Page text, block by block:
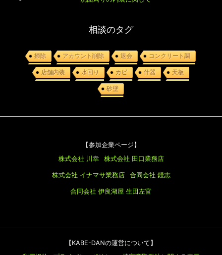
相談のタグ
掃除 アカウント削除 退会 コンクリート調
店舗内装 水回り カビ 什器 天板
砂壁
【参加企業ページ】
株式会社 川幸
株式会社 田口業務店
株式会社 イナマサ業務店 合同会社 鏝志
合同会社 伊良湖屋 生田左官
【KABE-DANの運営について】